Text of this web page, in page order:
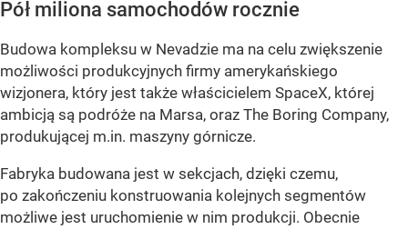
Pół miliona samochodów rocznie
Budowa kompleksu w Nevadzie ma na celu zwiększenie
możliwości produkcyjnych firmy amerykańskiego
wizjonera, który jest także właścicielem SpaceX, której
ambicją są podróże na Marsa, oraz The Boring Company,
produkującej m.in. maszyny górnicze.
Fabryka budowana jest w sekcjach, dzięki czemu,
po zakończeniu konstruowania kolejnych segmentów
możliwe jest uruchomienie w nim produkcji. Obecnie